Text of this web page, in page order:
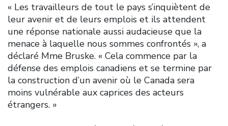
« Les travailleurs de tout le pays s’inquiètent de
leur avenir et de leurs emplois et ils attendent
une réponse nationale aussi audacieuse que la
menace à laquelle nous sommes confrontés », a
déclaré Mme Bruske. « Cela commence par la
défense des emplois canadiens et se termine par
la construction d’un avenir où le Canada sera
moins vulnérable aux caprices des acteurs
étrangers. »